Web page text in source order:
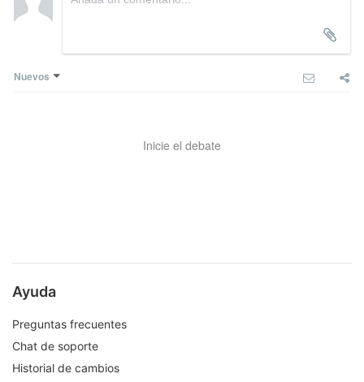
Nuevos
Inicie el debate
Ayuda
Preguntas frecuentes
Chat de soporte
Historial de cambios